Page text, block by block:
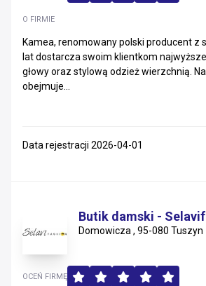
O FIRMIE
Kamea, renomowany polski producent z
lat dostarcza swoim klientkom
głowy oraz stylową odzież wierzchnią.
obejmuje...
Data rejestracji 2026-04-01
Butik damski -
Domowicza , 95-080 Tuszyn
OCEŃ FIRMĘ